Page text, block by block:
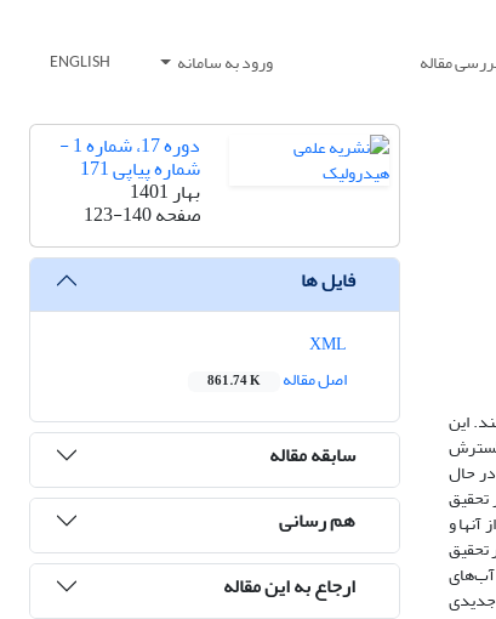
مقاله ورود به سامانه ENGLISH
این
گسترش
حال
تحقیق
و
تحقیق
آب‌های
جدیدی
دوره 17، شماره 1 -
شماره پیاپی 171
بهار 1401
صفحه123-140
فایل ها
اصل مقاله
861.74 K
سابقه مقاله
هم رسانی
ارجاع به این مقاله